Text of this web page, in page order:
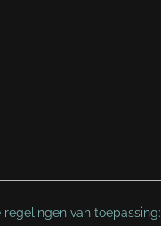
van toepassing: